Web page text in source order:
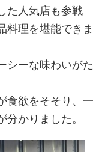
た人気店も参戦
料理を堪能できま
シーな味わいがた
食欲をそそり、一
かりました。